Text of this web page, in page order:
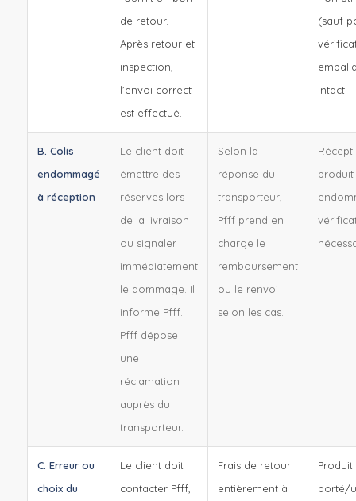
de retour.
Après retour et
inspection,
l’envoi correct
est effectué.
(sauf
intact.
B. Colis
endommagé
à réception
Le client doit
émettre des
réserves lors
de la livraison
ou signaler
immédiatement
le dommage. Il
informe Pfff.
Pfff dépose
une
réclamation
auprès du
transporteur.
Selon la
réponse du
transporteur,
Pfff prend en
charge le
remboursement
ou le renvoi
selon les cas.
produit
C. Erreur ou
choix du
Le client doit
contacter Pfff,
Frais de retour
entièrement à
porté/